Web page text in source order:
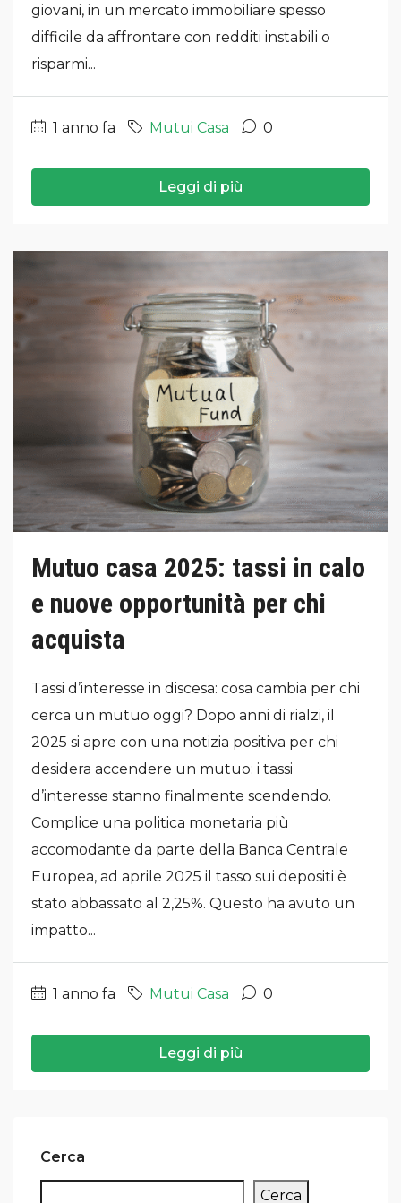
giovani, in un mercato immobiliare spesso
difficile da affrontare con redditi instabili o
risparmi...
1 anno fa Mutui Casa 0
Leggi di più
Mutuo casa 2025: tassi in calo
e nuove opportunità per chi
acquista
Tassi d’interesse in discesa: cosa cambia per chi
cerca un mutuo oggi? Dopo anni di rialzi, il
2025 si apre con una notizia positiva per chi
desidera accendere un mutuo: i tassi
d’interesse stanno finalmente scendendo.
Complice una politica monetaria più
accomodante da parte della Banca Centrale
Europea, ad aprile 2025 il tasso sui depositi è
stato abbassato al 2,25%. Questo ha avuto un
impatto...
1 anno fa Mutui Casa 0
Leggi di più
Cerca
Cerca